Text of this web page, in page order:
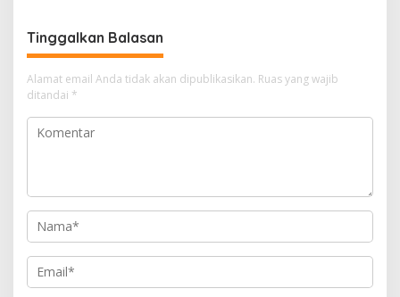
Tinggalkan Balasan
Alamat email Anda tidak akan dipublikasikan. Ruas yang wajib
ditandai *